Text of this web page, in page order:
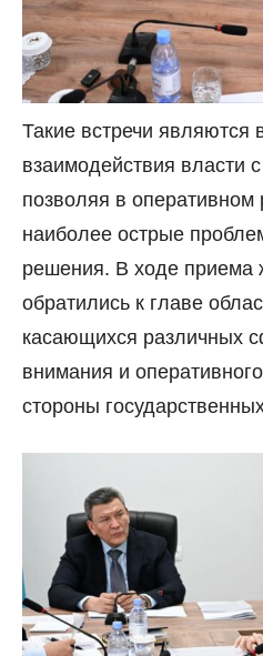
Такие встречи являются
взаимодействия власти
позволяя в
наиболее острые
решения. В ходе приема
обратились к главе
касающихся различных
внимания и
стороны